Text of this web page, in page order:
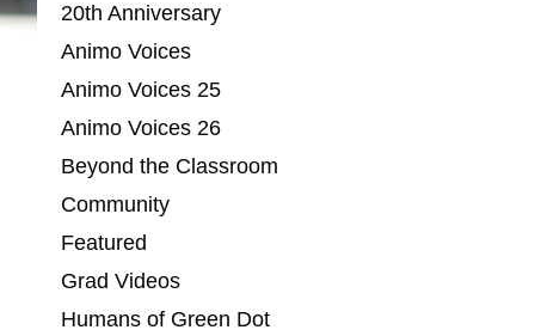
20th Anniversary
Animo Voices
Animo Voices 25
Animo Voices 26
Beyond the Classroom
Community
Featured
Grad Videos
Humans of Green Dot